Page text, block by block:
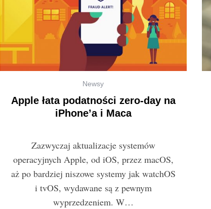
Newsy
Apple łata podatności zero-day na
iPhone’a i Maca
Zazwyczaj aktualizacje systemów
operacyjnych Apple, od iOS, przez macOS,
aż po bardziej niszowe systemy jak watchOS
i tvOS, wydawane są z pewnym
wyprzedzeniem. W…